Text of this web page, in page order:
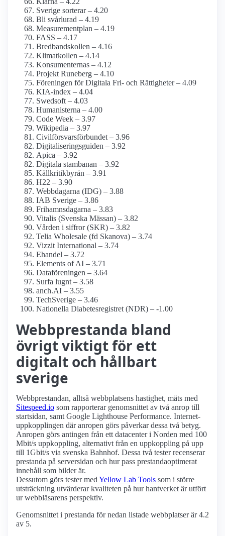
Sverige sorterar – 4.20
Bli svårlurad – 4.19
Measurementplan – 4.19
FASS – 4.17
Bredbands­kollen – 4.16
Klimatkollen – 4.14
Konsumenternas – 4.12
Projekt Runeberg – 4.10
Föreningen för Digitala Fri- och Rättigheter – 4.09
KIA-index – 4.04
Swedsoft – 4.03
Humanisterna – 4.00
Code Week – 3.97
Wikipedia – 3.97
Civilförsvars­förbundet – 3.96
Digitaliseringsguiden – 3.92
Apica – 3.92
Digitala stambanan – 3.92
Källkritikbyrån – 3.91
H22 – 3.90
Webbdagarna (IDG) – 3.88
IAB Sverige – 3.86
Frihamnsdagarna – 3.83
Vitalis (Svenska Mässan) – 3.82
Vården i siffror (SKR) – 3.82
Telia Wholesale (fd Skanova) – 3.74
Vizzit International – 3.74
Ehandel – 3.72
Elements of AI – 3.71
Dataföreningen – 3.64
Surfa lugnt – 3.58
anch.AI – 3.55
TechSverige – 3.46
Nationella Diabetes­registret (NDR) – -1.00
Webbprestanda bland
övrigt viktigt för ett
digitalt och hållbart
sverige
Webbprestandan, alltså webbplatsens hastighet, mäts med
Sitespeed.io som rapporterar genomsnittet av två anrop till
startsidan, samt Google Lighthouse Performance. Internet­
uppkopplingen där anropen görs påverkar dessa två betyg.
Anropen görs antingen från ett datacenter i Norden med 100
Mbit/s uppkoppling, alternativt från en uppkoppling på upp
till 1Gbit/s via svenska Bahnhof. Dessa två tester recenserar
prestanda på serversidan och hur pass prestanda­optimerat
innehåll som bilder är.
Dessutom görs tester med Yellow Lab Tools som i större
utsträckning utvärderar kvaliteten på hur hantverket är utfört
ur webbläsarens perspektiv.
Genomsnittet i prestanda för nedan listade webbplatser är 4.2
av 5.